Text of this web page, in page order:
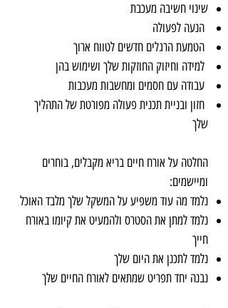
שינוי חשיבה מעכבת
הנעה לפעולה
הטמעת הרגלים חדשים לטווח ארוך
למידה וחיזוק החוזקות שלך ושימוש בהן
עבודה עם חסמים ומחשבות מעכבות
חזון ובניית תכנית פעולה מפורטת של התהליך
שלך
החלטה על אורח חיים בריא מקבלים, בוחרים
ומיישמים:
נלמד מה עוד משפיע על המשקל שלך מלבד האוכל
נלמד למתן את הסטרס ולהמעיט את קיומו באורח
חייך
נלמד לתכנן את היום שלך
נבנה יחד תפריט שמתאים לאורח החיים שלך